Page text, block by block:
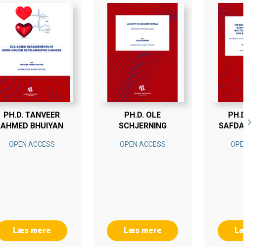
PH.D. TANVEER
AHMED BHUIYAN
OPEN ACCESS
Læs mere
PH.D. OLE
SCHJERNING
OPEN ACCESS
Læs mere
PH.D. MAVISH
SAFDAR
OPEN ACCESS
Læs mere